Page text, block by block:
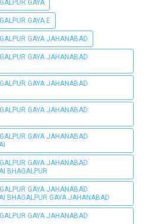
GAYA
GAYA E
GAYA JAHANABAD
GAYA JAHANABAD
GAYA JAHANABAD
GAYA JAHANABAD
GAYA JAHANABAD
GAYA JAHANABAD
BHAGALPUR
GAYA JAHANABAD
BHAGALPUR GAYA JAHANABAD
GAYA JAHANABAD